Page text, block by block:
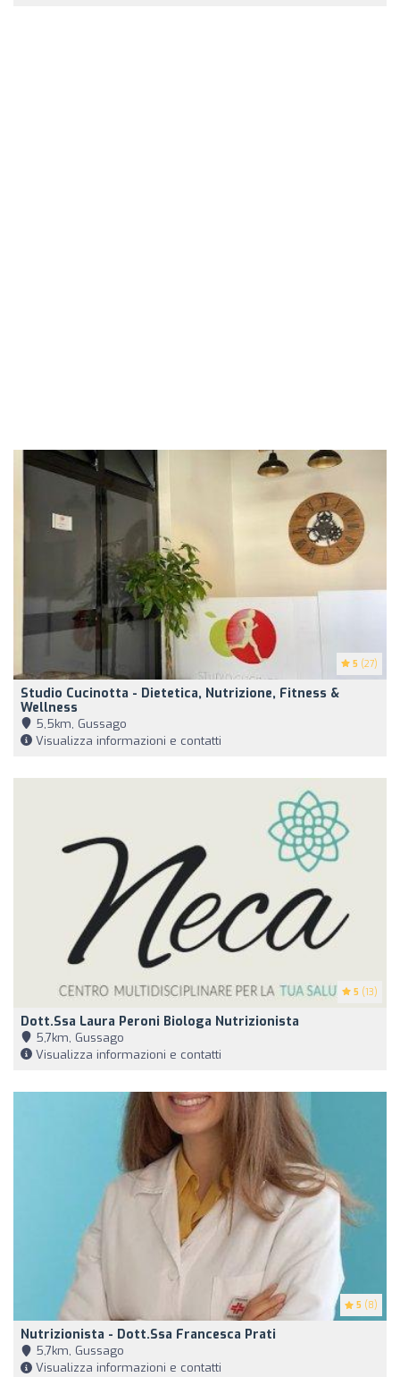
5 (27)
Studio Cucinotta - Dietetica, Nutrizione, Fitness &
Wellness
5,5km, Gussago
Visualizza informazioni e contatti
5 (13)
Dott.ssa Laura Peroni Biologa Nutrizionista
5,7km, Gussago
Visualizza informazioni e contatti
5 (8)
Nutrizionista - Dott.ssa Francesca Prati
5,7km, Gussago
Visualizza informazioni e contatti